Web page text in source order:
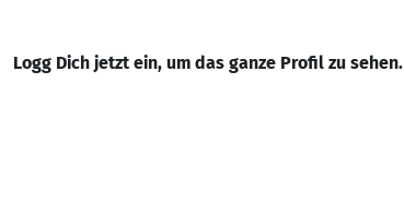
Logg Dich jetzt ein, um das ganze Profil zu sehen.